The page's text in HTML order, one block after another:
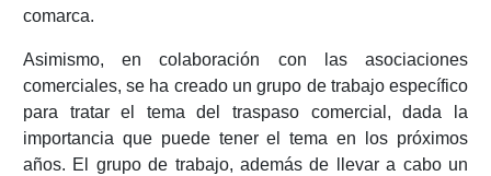
comarca.
Asimismo, en colaboración con las asociaciones
comerciales, se ha creado un grupo de trabajo específico
para tratar el tema del traspaso comercial, dada la
importancia que puede tener el tema en los próximos
años. El grupo de trabajo, además de llevar a cabo un